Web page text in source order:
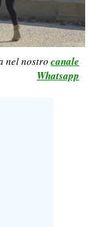
nel nostro canale
Whatsapp